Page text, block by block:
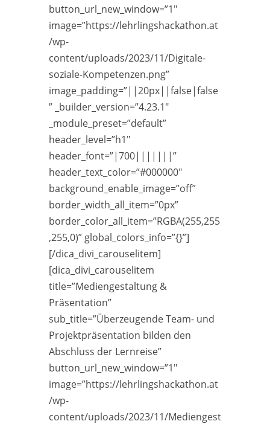
button_url_new_window=”1″
image=”https://lehrlingshackathon.at
/wp-
content/uploads/2023/11/Digitale-
soziale-Kompetenzen.png”
image_padding=”||20px||false|false
” _builder_version=”4.23.1″
_module_preset=”default”
header_level=”h1″
header_font=”|700|||||||”
header_text_color=”#000000″
background_enable_image=”off”
border_width_all_item=”0px”
border_color_all_item=”RGBA(255,255
,255,0)” global_colors_info=”{}”]
[/dica_divi_carouselitem]
[dica_divi_carouselitem
title=”Mediengestaltung &
Präsentation”
sub_title=”Überzeugende Team- und
Projektpräsentation bilden den
Abschluss der Lernreise”
button_url_new_window=”1″
image=”https://lehrlingshackathon.at
/wp-
content/uploads/2023/11/Mediengest